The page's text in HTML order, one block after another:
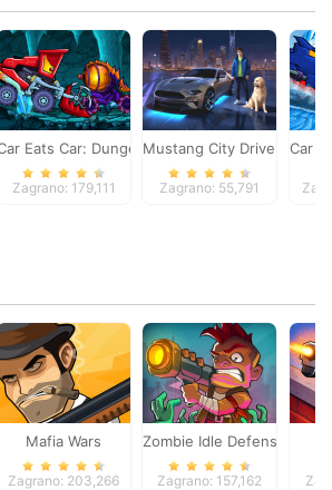
Eats Car: Dungeon Adventure
Zagrano: 179,111
Mustang City Driver
Zagrano: 55,791
Car
Shooter
Mafia Wars
Zagrano: 203,266
Zombie Idle Defense
Zagrano: 157,162